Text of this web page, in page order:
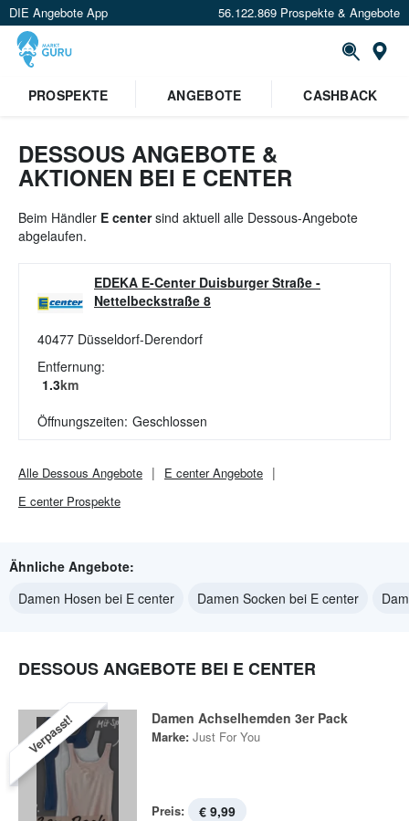
DIE Angebote App 56.122.869 Prospekte & Angebote
Standort festlegen
PROSPEKTE ANGEBOTE CASHBACK
DESSOUS ANGEBOTE &
AKTIONEN BEI E CENTER
Beim Händler E centersind aktuell alle Dessous-Angebote
abgelaufen.
EDEKA E-Center Duisburger Straße -
Nettelbeckstraße 8
40477 Düsseldorf-Derendorf
Entfernung:
1.3km
Öffnungszeiten: Geschlossen
Alle Dessous Angebote E centerAngebote
E centerProspekte
Ähnliche Angebote:
Damen Hosen bei E center
Damen Socken bei E center
DESSOUS ANGEBOTE BEI E CENTER
Verpasst! Damen Achselhemden 3er Pack
Marke: Just For You
Preis: € 9,99